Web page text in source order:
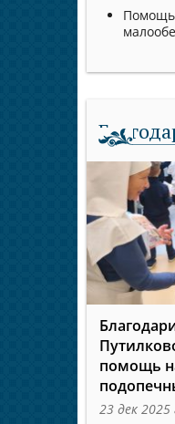
Помощь
помощь
23 дек 2025